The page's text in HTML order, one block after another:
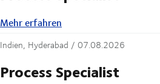
Mehr erfahren
Mehr erfahren
Indien, Hyderabad / 07.08.2026
Process Specialist